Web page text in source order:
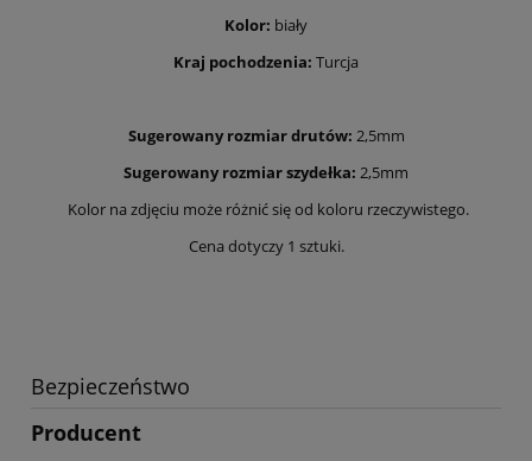
Kolor: biały
Kraj pochodzenia: Turcja
Sugerowany rozmiar drutów: 2,5mm
Sugerowany rozmiar szydełka: 2,5mm
Kolor na zdjęciu może różnić się od koloru rzeczywistego.
Cena dotyczy 1 sztuki.
Bezpieczeństwo
Producent